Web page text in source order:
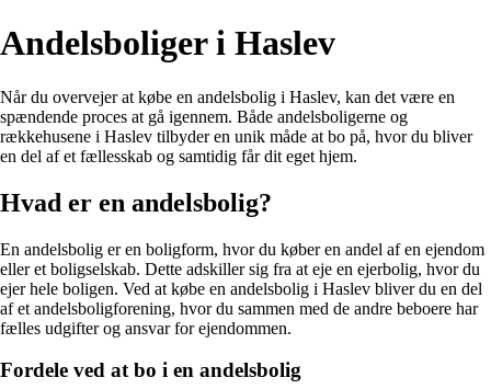
Andelsboliger i Haslev
Når du overvejer at købe en andelsbolig i Haslev, kan det være en
spændende proces at gå igennem. Både andelsboligerne og
rækkehusene i Haslev tilbyder en unik måde at bo på, hvor du bliver
en del af et fællesskab og samtidig får dit eget hjem.
Hvad er en andelsbolig?
En andelsbolig er en boligform, hvor du køber en andel af en ejendom
eller et boligselskab. Dette adskiller sig fra at eje en ejerbolig, hvor du
ejer hele boligen. Ved at købe en andelsbolig i Haslev bliver du en del
af et andelsboligforening, hvor du sammen med de andre beboere har
fælles udgifter og ansvar for ejendommen.
Fordele ved at bo i en andelsbolig